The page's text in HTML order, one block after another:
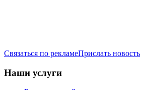
Связаться по рекламеПрислать новость
Наши услуги